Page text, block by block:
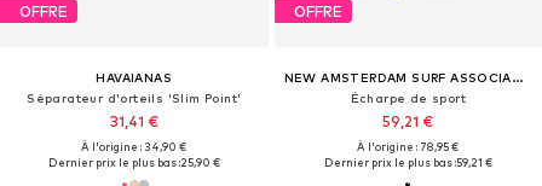
OFFRE
HAVAIANAS
Séparateur d'orteils 'Slim Point'
31,41 €
À l'origine : 34,90 €
Dernier prix le plus bas :25,90 €
OFFRE
NEW AMSTERDAM SURF ASSOCIATION
Écharpe de sport
59,21 €
À l'origine : 78,95 €
Dernier prix le plus bas :59,21 €